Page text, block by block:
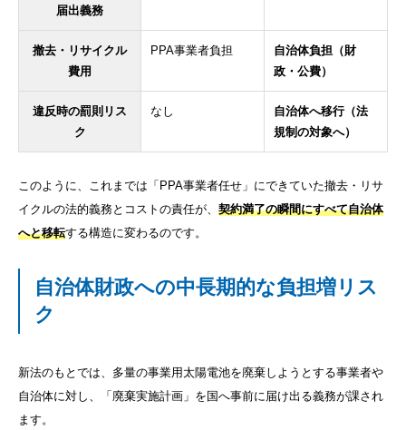
届出義務
撤去・リサイクル
費用
PPA事業者負担
自治体負担（財
政・公費）
違反時の罰則リス
ク
なし
自治体へ移行（法
規制の対象へ）
このように、これまでは「PPA事業者任せ」にできていた撤去・リサ
イクルの法的義務とコストの責任が、 契約満了の瞬間にすべて自治体
へと移転する構造に変わるのです。
自治体財政への中長期的な負担増リス
ク
新法のもとでは、多量の事業用太陽電池を廃棄しようとする事業者や
自治体に対し、「廃棄実施計画」を国へ事前に届け出る義務が課され
ます。